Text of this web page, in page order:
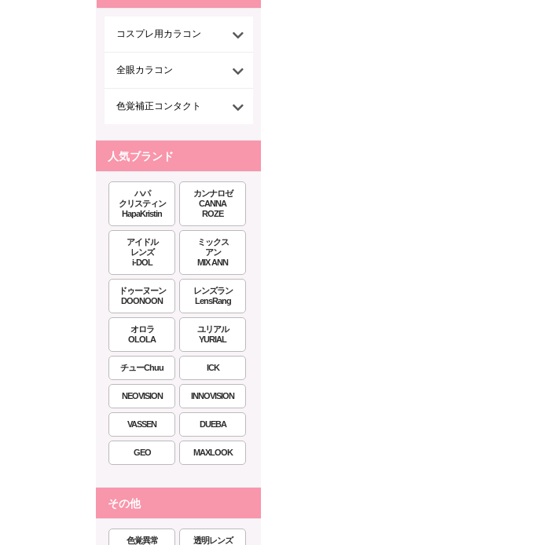
コスプレ用カラコン
全眼カラコン
色覚補正コンタクト
人気ブランド
ハパ
クリスティン
HapaKristin
カンナロゼ
CANNA
ROZE
アイドル
レンズ
i-DOL
ミックス
アン
MIX ANN
ドゥーヌーン
DOONOON
レンズラン
LensRang
オロラ
OLOLA
ユリアル
YURIAL
チューChuu ICK
NEOVISION INNOVISION
VASSEN DUEBA
GEO MAXLOOK
その他
色覚異常 透明レンズ